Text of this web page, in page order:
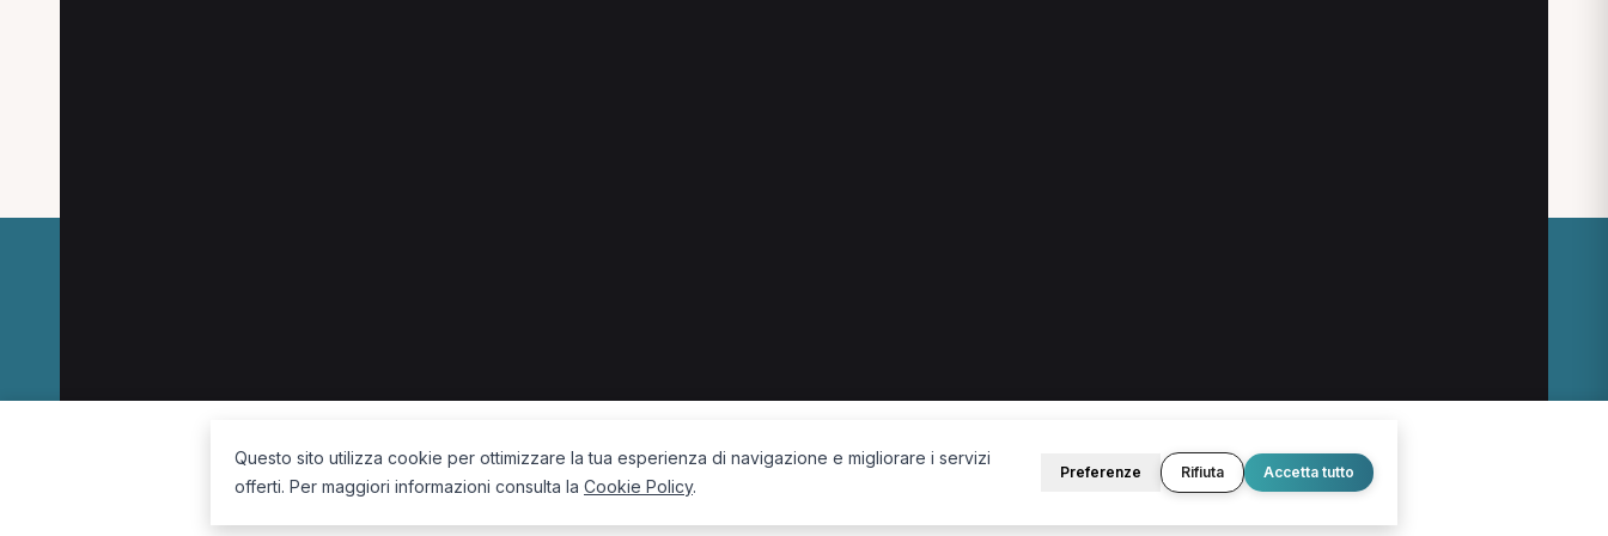
Questo sito utilizza cookie per ottimizzare la tua esperienza di navigazione e migliorare i servizi
offerti. Per maggiori informazioni consulta la Cookie Policy.
Preferenze Rifiuta Accetta tutto